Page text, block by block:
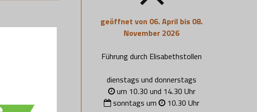
geöffnet von 06. April bis 08.
November 2026
Führung durch Elisabethstollen
dienstags und donnerstags
um 10.30 und 14.30 Uhr
sonntags um
10.30 Uhr